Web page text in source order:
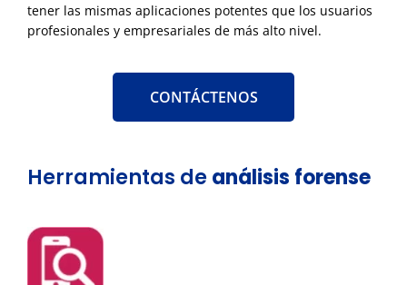
tener las mismas aplicaciones potentes que los usuarios
profesionales y empresariales de más alto nivel.
CONTÁCTENOS
Herramientas deanálisis forense